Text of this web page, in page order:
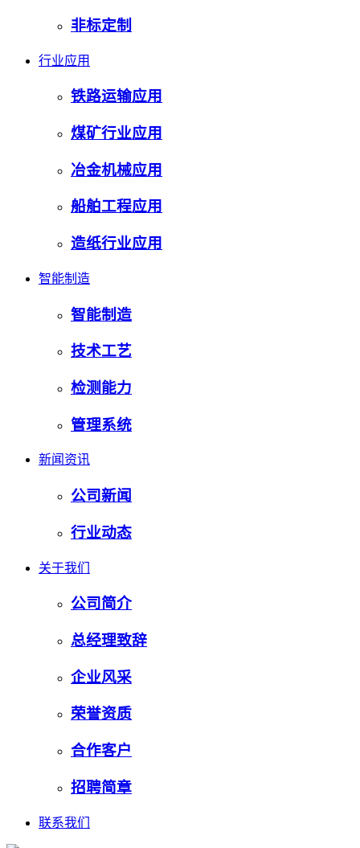
非标定制
行业应用
铁路运输应用
煤矿行业应用
冶金机械应用
船舶工程应用
造纸行业应用
智能制造
智能制造
技术工艺
检测能力
管理系统
新闻资讯
公司新闻
行业动态
关于我们
公司简介
总经理致辞
企业风采
荣誉资质
合作客户
招聘简章
联系我们